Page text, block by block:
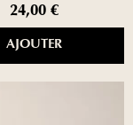
24,00 €
AJOUTER